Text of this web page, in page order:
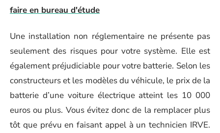
faire en bureau d'étude
Une installation non réglementaire ne présente pas
seulement des risques pour votre système. Elle est
également préjudiciable pour votre batterie. Selon les
constructeurs et les modèles du véhicule, le prix de la
batterie d’une voiture électrique atteint les 10 000
euros ou plus. Vous évitez donc de la remplacer plus
tôt que prévu en faisant appel à un technicien IRVE.